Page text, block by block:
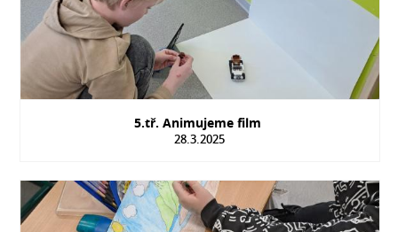
5.tř. Animujeme film
28.3.2025